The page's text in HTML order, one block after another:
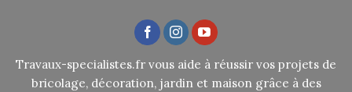
Travaux-specialistes.fr vous aide à réussir vos projets de
bricolage, décoration, jardin et maison grâce à des